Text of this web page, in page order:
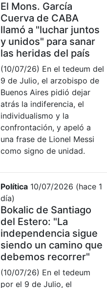
El Mons. García
Cuerva de CABA
llamó a "luchar juntos
y unidos" para sanar
las heridas del país
(10/07/26) En el tedeum del
9 de Julio, el arzobispo de
Buenos Aires pidió dejar
atrás la indiferencia, el
individualismo y la
confrontación, y apeló a
una frase de Lionel Messi
como signo de unidad.
Política 10/07/2026 (hace 1
día)
Bokalic de Santiago
del Estero: "La
independencia sigue
siendo un camino que
debemos recorrer"
(10/07/26) En el tedeum
por el 9 de Julio, el